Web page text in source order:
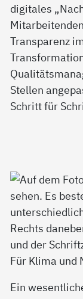
digitales
Transparenz
Stellen
Schritt für
Ein